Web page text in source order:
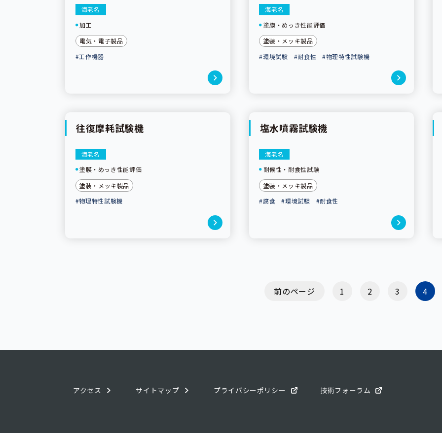
海老名
加工
電気・電子製品
#工作機器
海老名
塗膜・めっき性能評価
塗装・メッキ製品
#環境試験
#耐食性 #物理特性試験機
往復摩耗試験機
海老名
塗膜・めっき性能評価
塗装・メッキ製品
#物理特性試験機
塩水噴霧試験機
海老名
耐候性・耐食性試験
塗装・メッキ製品
#腐食
#環境試験 #耐食性
前のページ 1 2 3 4
アクセス サイトマップ プライバシーポリシー 技術フォーラム